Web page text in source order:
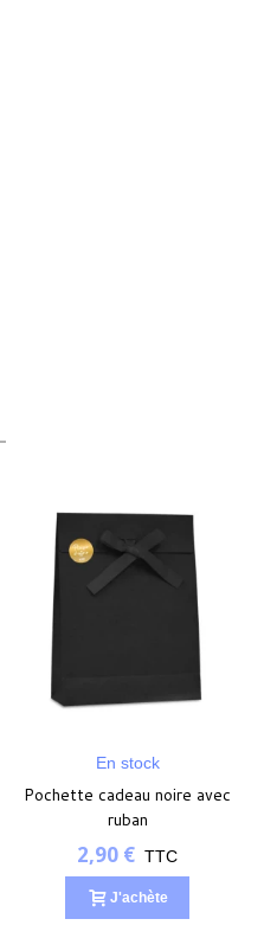
En stock
Pochette cadeau noire avec
ruban
2,90 € TTC
J'achète